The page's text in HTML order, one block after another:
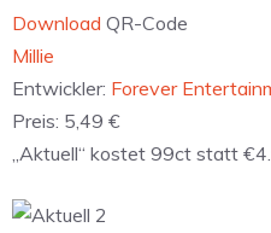
Download QR-Code
‎Millie
Entwickler: Forever
Preis: 5,49 €
„Aktuell“ kostet 99ct statt